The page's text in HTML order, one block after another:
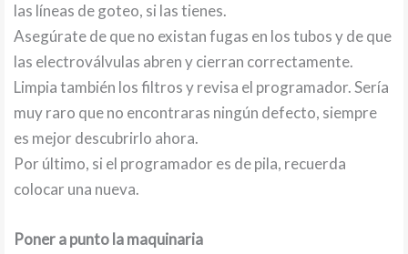
las líneas de goteo, si las tienes.
Asegúrate de que no existan fugas en los tubos y de que
las electroválvulas abren y cierran correctamente.
Limpia también los filtros y revisa el programador. Sería
muy raro que no encontraras ningún defecto, siempre
es mejor descubrirlo ahora.
Por último, si el programador es de pila, recuerda
colocar una nueva.
Poner a punto la maquinaria